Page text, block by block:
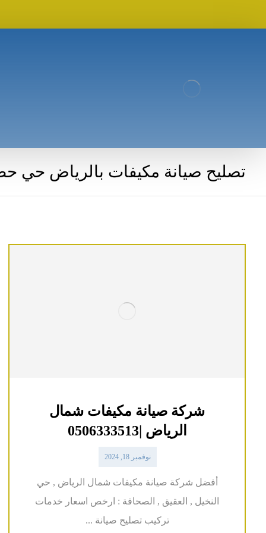
تصليح صيانة مكيفات بالرياض حي
شركة صيانة مكيفات شمال
الرياض |0506333513
نوفمبر 18, 2024
أفضل شركة صيانة مكيفات شمال الرياض , حي
النخيل , العقيق , الصحافة : ارخص اسعار خدمات
تركيب تصليح صيانة ...